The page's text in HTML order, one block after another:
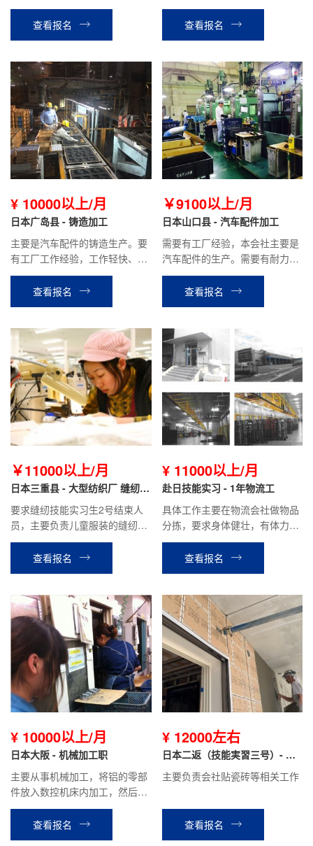
查看报名
生。最好有工厂工作经验，可以
胜任站立工作。
查看报名
¥ 10000以上/月
日本广岛县 - 铸造加工
主要是汽车配件的铸造生产。要
有工厂工作经验，工作轻快、简
单、体面；目前会社前辈平均月
收入约18万以上
查看报名
￥9100以上/月
日本山口县 - 汽车配件加工
需要有工厂经验，本会社主要是
汽车配件的生产。需要有耐力，
手指灵巧，健康并且有体力的
人，平均月收入约18万日元以
上。
查看报名
￥11000以上/月
日本三重县 - 大型纺织厂 缝纫职
（技能实习生3号）
要求缝纫技能实习生2号结束人
员，主要负责儿童服装的缝纫，
熨烫及检品作业，到手工资23万
日元以上。需要有耐力，手指灵
巧，认真，性格开朗的人。
查看报名
¥ 11000以上/月
赴日技能实习 - 1年物流工
具体工作主要在物流会社做物品
分拣，要求身体健壮，有体力的
人。患有颈椎、腰疼等关节病，
慢性病的不可以。贫血，头晕，
癫痫，色盲不可以。
查看报名
¥ 10000以上/月
日本大阪 - 机械加工职
主要从事机械加工，将铝的零部
件放入数控机床内加工，然后取
出。工作简单，做的是发动机的
零部件。平均到手工资18万日元
以上。
查看报名
¥ 12000左右
日本二返（技能実習三号）- 兵
庫県瓷砖工
主要负责会社贴瓷砖等相关工作
查看报名